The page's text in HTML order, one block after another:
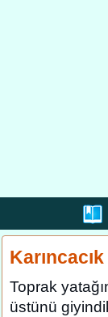
Karıncacık
Toprak
üstünü